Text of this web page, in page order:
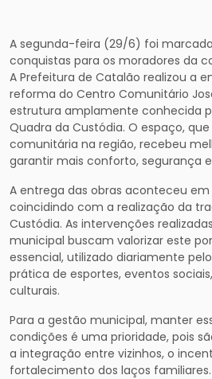
A segunda-feira (29/6) foi
conquistas para os moradores da
A Prefeitura de Catalão realizou a
reforma do Centro Comunitário
estrutura amplamente conhecida
Quadra da Custódia. O espaço,
comunitária na região, recebeu
garantir mais conforto, segurança
A entrega das obras aconteceu
coincidindo com a realização da
Custódia. As intervenções
municipal buscam valorizar este
essencial, utilizado diariamente
prática de esportes, eventos
culturais.
Para a gestão municipal, manter
condições é uma prioridade, pois
a integração entre vizinhos, o
fortalecimento dos laços familiares.